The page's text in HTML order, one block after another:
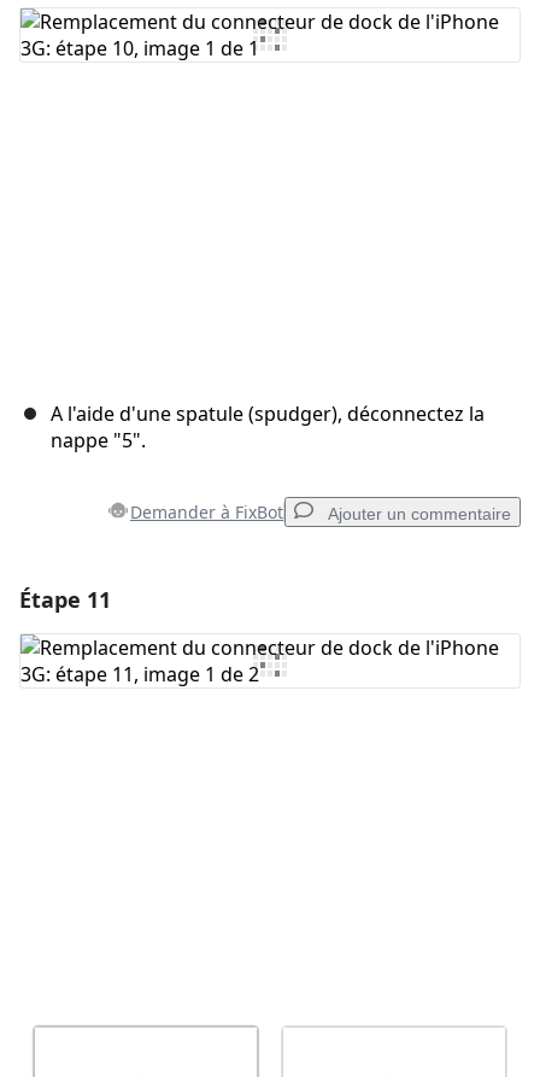
Ajouter un commentaire
A l'aide d'une spatule (spudger), déconnectez la
nappe "5".
Demander à FixBot Ajouter un commentaire
Ajouter un commentaire
Étape 11